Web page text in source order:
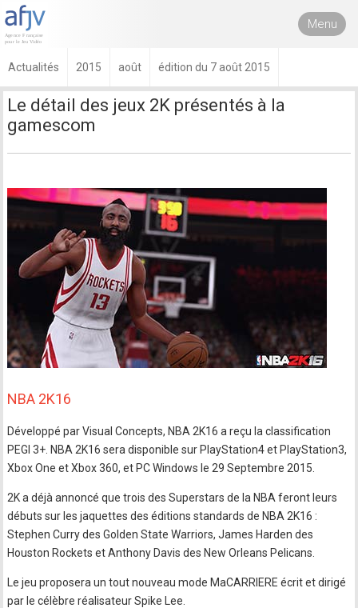
Menu
Actualités 2015 août édition du 7 août 2015
Le détail des jeux 2K présentés à la
gamescom
NBA 2K16
Développé par Visual Concepts, NBA 2K16 a reçu la classification
PEGI 3+. NBA 2K16 sera disponible sur PlayStation4 et PlayStation3,
Xbox One et Xbox 360, et PC Windows le 29 Septembre 2015.
2K a déjà annoncé que trois des Superstars de la NBA feront leurs
débuts sur les jaquettes des éditions standards de NBA 2K16 :
Stephen Curry des Golden State Warriors, James Harden des
Houston Rockets et Anthony Davis des New Orleans Pelicans.
Le jeu proposera un tout nouveau mode MaCARRIERE écrit et dirigé
par le célèbre réalisateur Spike Lee.